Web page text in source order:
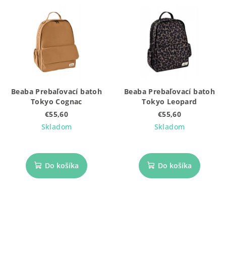
Beaba Prebaľovací batoh
Tokyo Cognac
€55,60
Skladom
Do košíka
Beaba Prebaľovací batoh
Tokyo Leopard
€55,60
Skladom
Do košíka